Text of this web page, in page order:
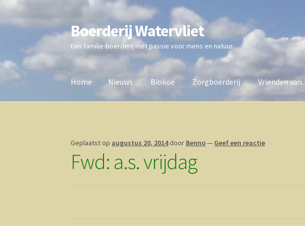
Ga
door
naar
navigatie
Ga
direct
naar
de
inhoud
Boerderij Watervliet
Een familie-boerderij met passie voor mens en natuur
Home Nieuws Biokoe Zorgboerderij Vrienden van..
Geplaatst op augustus 20, 2014 door Benno— Geef een reactie
Fwd: a.s. vrijdag